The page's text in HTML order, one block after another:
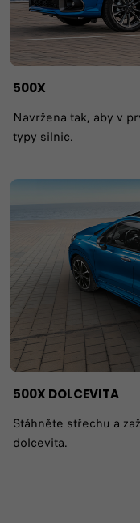
500X
Navržena tak, aby v
typy silnic.
500X DOLCEVITA​
Stáhněte střechu a
dolcevita.